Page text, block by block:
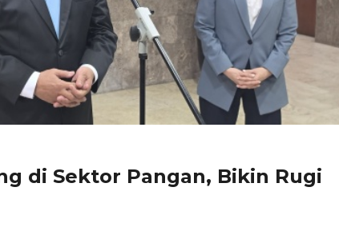
di Sektor Pangan, Bikin Rugi